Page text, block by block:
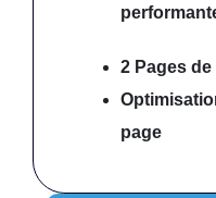
2 Pages
page